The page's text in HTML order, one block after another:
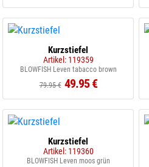
Kurzstiefel
Artikel: 119359
BLOWFISH Leven tabacco brown
79.95 € 49.95 €
Kurzstiefel
Artikel: 119360
BLOWFISH Leven moos grün